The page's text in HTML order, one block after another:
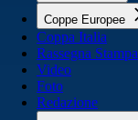
Coppe Europee
Coppa Italia
Rassegna Stampa
Video
Foto
Redazione